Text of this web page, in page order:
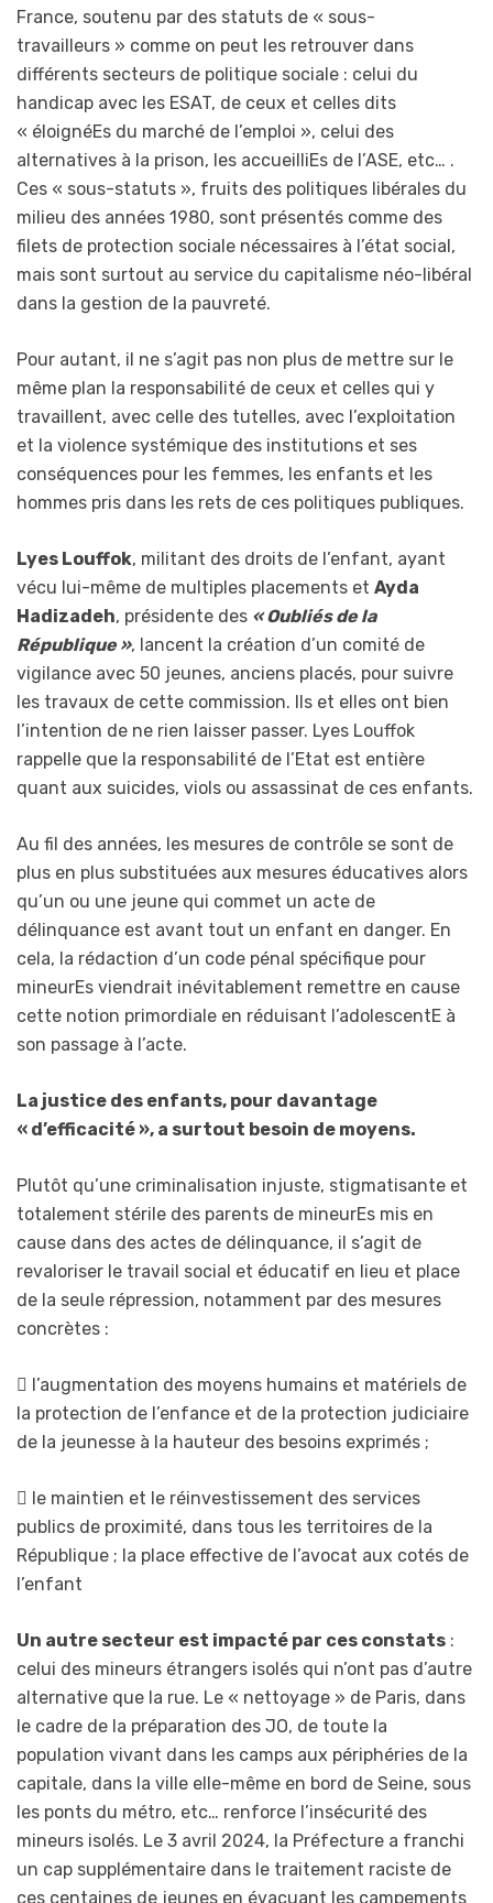
France, soutenu par des statuts de « sous-
travailleurs » comme on peut les retrouver dans
différents secteurs de politique sociale : celui du
handicap avec les ESAT, de ceux et celles dits
« éloignéEs du marché de l’emploi », celui des
alternatives à la prison, les accueilliEs de l’ASE, etc… .
Ces « sous-statuts », fruits des politiques libérales du
milieu des années 1980, sont présentés comme des
filets de protection sociale nécessaires à l’état social,
mais sont surtout au service du capitalisme néo-libéral
dans la gestion de la pauvreté.
Pour autant, il ne s’agit pas non plus de mettre sur le
même plan la responsabilité de ceux et celles qui y
travaillent, avec celle des tutelles, avec l’exploitation
et la violence systémique des institutions et ses
conséquences pour les femmes, les enfants et les
hommes pris dans les rets de ces politiques publiques.
Lyes Louffok, militant des droits de l’enfant, ayant
vécu lui-même de multiples placements et Ayda
Hadizadeh, présidente des « Oubliés de la
République », lancent la création d’un comité de
vigilance avec 50 jeunes, anciens placés, pour suivre
les travaux de cette commission. Ils et elles ont bien
l’intention de ne rien laisser passer. Lyes Louffok
rappelle que la responsabilité de l’Etat est entière
quant aux suicides, viols ou assassinat de ces enfants.
Au fil des années, les mesures de contrôle se sont de
plus en plus substituées aux mesures éducatives alors
qu’un ou une jeune qui commet un acte de
délinquance est avant tout un enfant en danger. En
cela, la rédaction d’un code pénal spécifique pour
mineurEs viendrait inévitablement remettre en cause
cette notion primordiale en réduisant l’adolescentE à
son passage à l’acte.
La justice des enfants, pour davantage
« d’efficacité », a surtout besoin de moyens.
Plutôt qu’une criminalisation injuste, stigmatisante et
totalement stérile des parents de mineurEs mis en
cause dans des actes de délinquance, il s’agit de
revaloriser le travail social et éducatif en lieu et place
de la seule répression, notamment par des mesures
concrètes :
 l’augmentation des moyens humains et matériels de
la protection de l’enfance et de la protection judiciaire
de la jeunesse à la hauteur des besoins exprimés ;
 le maintien et le réinvestissement des services
publics de proximité, dans tous les territoires de la
République ; la place effective de l’avocat aux cotés de
l’enfant
Un autre secteur est impacté par ces constats :
celui des mineurs étrangers isolés qui n’ont pas d’autre
alternative que la rue. Le « nettoyage » de Paris, dans
le cadre de la préparation des JO, de toute la
population vivant dans les camps aux périphéries de la
capitale, dans la ville elle-même en bord de Seine, sous
les ponts du métro, etc… renforce l’insécurité des
mineurs isolés. Le 3 avril 2024, la Préfecture a franchi
un cap supplémentaire dans le traitement raciste de
ces centaines de jeunes en évacuant les campements